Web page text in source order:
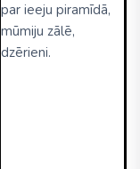
par ieeju piramīdā,
mūmiju zālē,
dzērieni.